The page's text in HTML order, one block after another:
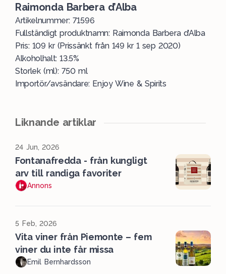
Raimonda Barbera d’Alba
Artikelnummer: 71596
Fullständigt produktnamn: Raimonda Barbera d’Alba
Pris: 109 kr (Prissänkt från 149 kr 1 sep 2020)
Alkoholhalt: 13.5%
Storlek (ml): 750 ml
Importör/avsändare: Enjoy Wine & Spirits
Liknande artiklar
24 Jun, 2026
Fontanafredda - från kungligt
arv till randiga favoriter
Annons
5 Feb, 2026
Vita viner från Piemonte – fem
viner du inte får missa
Emil Bernhardsson